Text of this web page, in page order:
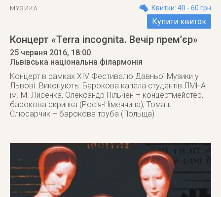
МУЗИКА Квитки: 40 - 60 грн
Купити квиток
Концерт «Terra incognita. Вечір прем’єр»
25 червня 2016, 18:00
Львівська національна філармонія
Концерт в рамках XIV Фестивалю Давньої Музики у
Львові. Виконують: Барокова капела студентів ЛМНА
ім. М. Лисенка, Олександр Пільчен – концертмейстер,
барокова скрипка (Росія-Німеччина), Томаш
Слюсарчик – барокова труба (Польща)